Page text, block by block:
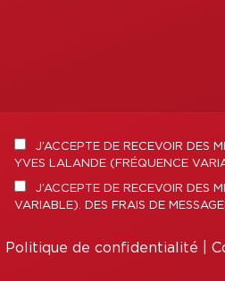
J’ACCEPTE DE RECEVOIR DES
YVES LALANDE (FRÉQUENCE
J’ACCEPTE DE RECEVOIR DES
VARIABLE). DES FRAIS DE
Politique de confidentialité